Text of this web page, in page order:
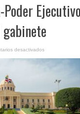
Poder
desactivados
Poder
Ejecutivo
designaciones
cambios
en
el
gabinete